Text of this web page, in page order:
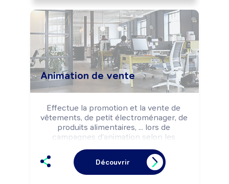
produits frais.
Animation de vente
Effectue la promotion et la vente de
vêtements, de petit électroménager, de
produits alimentaires, ... lors de
campagnes d'animation selon les
promotionnelle, lancement de produit,
...) d'une marque, d'un client.
Découvrir